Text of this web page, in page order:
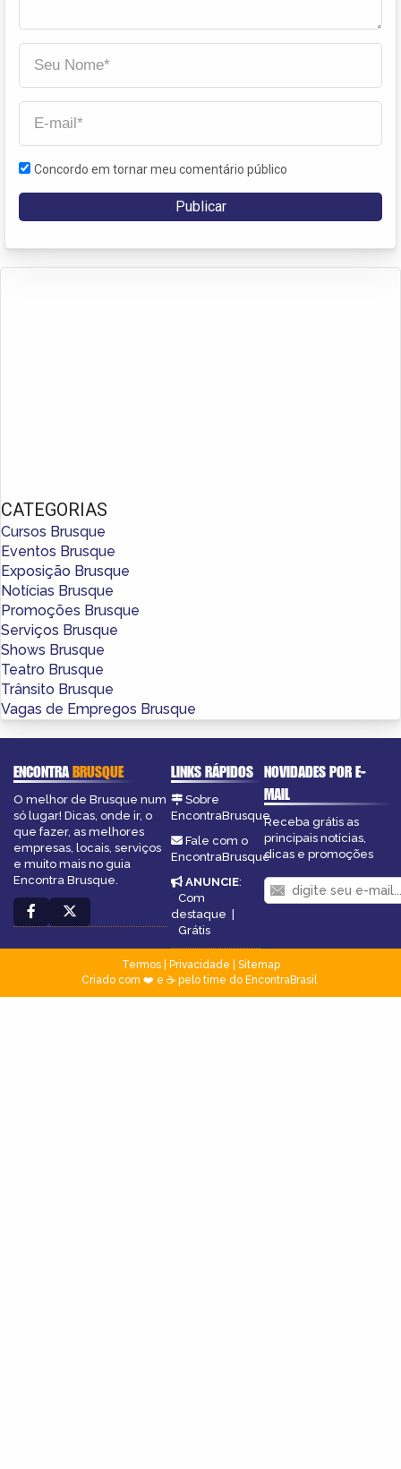
Concordo em tornar meu comentário público
CATEGORIAS
Cursos Brusque
Eventos Brusque
Exposição Brusque
Notícias Brusque
Promoções Brusque
Serviços Brusque
Shows Brusque
Teatro Brusque
Trânsito Brusque
Vagas de Empregos Brusque
ENCONTRABRUSQUE
O melhor de Brusque num
só lugar! Dicas, onde ir, o
que fazer, as melhores
empresas, locais, serviços
e muito mais no guia
Encontra Brusque.
LINKS RÁPIDOS
Sobre
EncontraBrusque
Fale com o
EncontraBrusque
ANUNCIE:
Com
destaque
Grátis
NOVIDADES POR E-
MAIL
Receba grátis as
principais notícias,
dicas e promoções
Termos| Privacidade
Sitemap
Criado com ❤️ e ☕ pelo time do EncontraBrasil